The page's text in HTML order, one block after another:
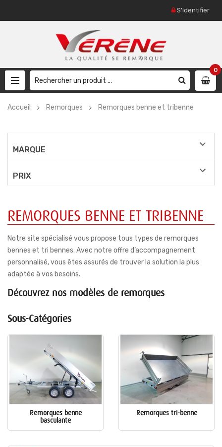
S'identifier
0
Accueil Remorques Remorques benne et tribenne
MARQUE 
PRIX 
REMORQUES BENNE ET TRIBENNE
Notre site spécialisé vous propose tous types de remorques
bennes et tri bennes. Avec notre offre d’accompagnement
personnalisé, vous êtes assurés de trouver la solution la plus
adaptée à vos besoins.
Découvrez nos modèles de remorques
Sous-Catégories
Remorques benne
basculante
Remorques tri-benne